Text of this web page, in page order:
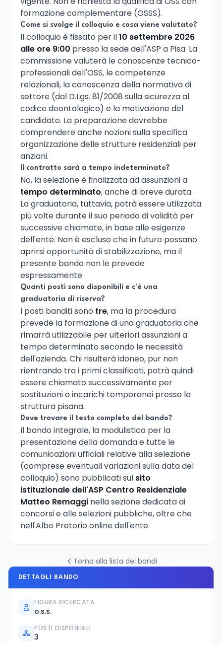
formazione complementare (OSSS).
Come si svolge il colloquio e cosa viene valutato?
Il colloquio è fissato per il10 settembre 2026
alle ore 9:00 presso la sede dell'ASP a Pisa. La
commissione valuterà le conoscenze tecnico-
professionali dell'OSS, le competenze
relazionali, la conoscenza della normativa di
settore (dal D.Lgs. 81/2008 sulla sicurezza al
codice deontologico) e la motivazione del
candidato. La preparazione dovrebbe
comprendere anche nozioni sulla specifica
organizzazione delle strutture residenziali per
anziani.
Il contratto sarà a tempo indeterminato?
No, la selezione è finalizzata ad assunzioni a
tempo determinato, anche di breve durata.
La graduatoria, tuttavia, potrà essere utilizzata
più volte durante il suo periodo di validità per
successive chiamate, in base alle esigenze
dell'ente. Non è escluso che in futuro possano
aprirsi opportunità di stabilizzazione, ma il
presente bando non le prevede
espressamente.
Quanti posti sono disponibili e c'è una
graduatoria di riserva?
I posti banditi sono tre, ma la procedura
prevede la formazione di una graduatoria che
rimarrà utilizzabile per ulteriori assunzioni a
tempo determinato secondo le necessità
dell'azienda. Chi risulterà idoneo, pur non
rientrando tra i primi classificati, potrà quindi
essere chiamato successivamente per
sostituzioni o incarichi temporanei presso la
struttura pisana.
Dove trovare il testo completo del bando?
Il bando integrale, la modulistica per la
presentazione della domanda e tutte le
comunicazioni ufficiali relative alla selezione
(comprese eventuali variazioni sulla data del
colloquio) sono pubblicati sul sito
istituzionale dell'ASP Centro Residenziale
Matteo Remaggi nella sezione dedicata ai
concorsi e alle selezioni pubbliche, oltre che
nell'Albo Pretorio online dell'ente.
Torna alla lista dei bandi
DETTAGLI BANDO
FIGURA RICERCATA
o.s.s.
POSTI DISPONIBILI
3